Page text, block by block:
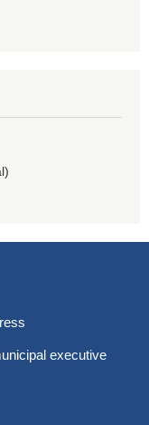
executive